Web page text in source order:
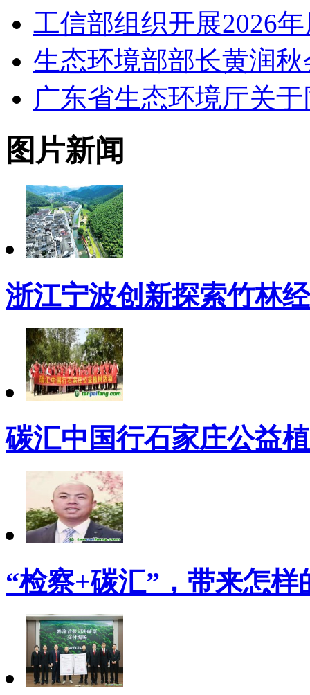
工信部组织开展2026
生态环境部部长黄润
广东省生态环境厅关
图片新闻
浙江宁波创新探索竹林
碳汇中国行石家庄公益
“检察+碳汇”，带来怎样